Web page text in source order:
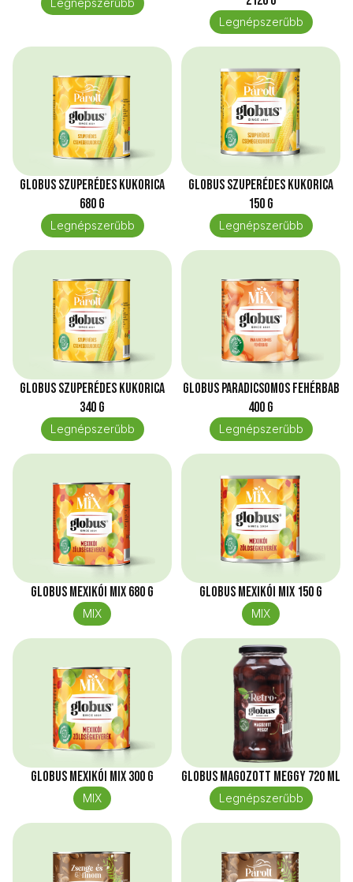
Legnépszerűbb
Legnépszerűbb
Globus Szuperédes kukorica
680 g
Legnépszerűbb
Globus Szuperédes kukorica
150 g
Legnépszerűbb
Globus Szuperédes kukorica
340 g
Legnépszerűbb
Globus Paradicsomos fehérbab
400 g
Legnépszerűbb
Globus Mexikói mix 680 g
MIX
Globus Mexikói mix 150 g
MIX
Globus Mexikói mix 300 g
MIX
Globus Magozott meggy 720 ml
Legnépszerűbb